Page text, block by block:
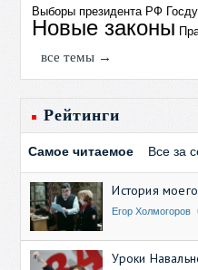
Выборы президента РФ
Новые законы
все темы →
Рейтинги
Самое читаемое Все за
История моего
Егор Холмогоров
Уроки